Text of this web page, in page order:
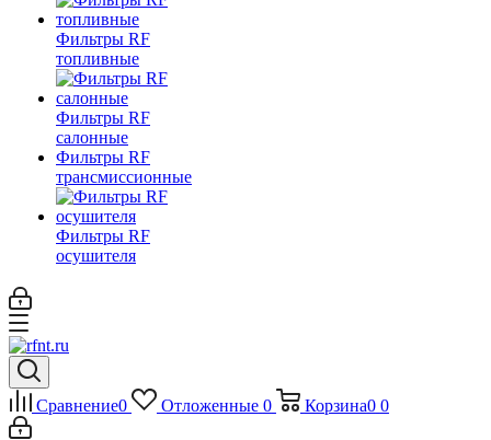
Фильтры RF
топливные
Фильтры RF
салонные
Фильтры RF
трансмиссионные
Фильтры RF
осушителя
Сравнение0 Отложенные 0 Корзина0 0